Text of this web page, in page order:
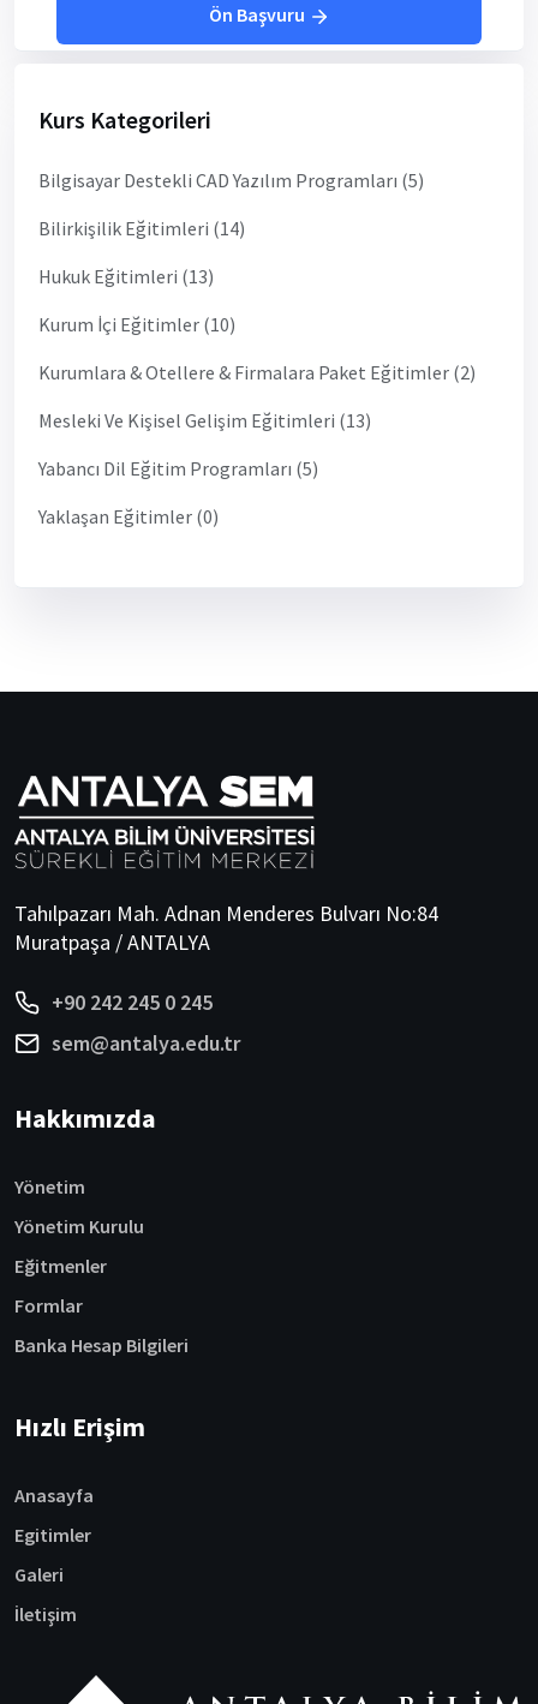
Ön Başvuru
Kurs Kategorileri
Bilgisayar Destekli CAD Yazılım Programları (5)
Bilirkişilik Eğitimleri (14)
Hukuk Eğitimleri (13)
Kurum İçi Eğitimler (10)
Kurumlara & Otellere & Firmalara Paket Eğitimler (2)
Mesleki Ve Kişisel Gelişim Eğitimleri (13)
Yabancı Dil Eğitim Programları (5)
Yaklaşan Eğitimler (0)
Tahılpazarı Mah. Adnan Menderes Bulvarı No:84
Muratpaşa / ANTALYA
+90 242 245 0 245
sem@antalya.edu.tr
Hakkımızda
Yönetim
Yönetim Kurulu
Eğitmenler
Formlar
Banka Hesap Bilgileri
Hızlı Erişim
Anasayfa
Egitimler
Galeri
İletişim